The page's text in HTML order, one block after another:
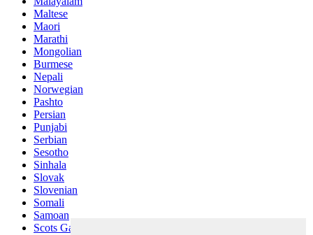
Maltese
Maori
Marathi
Mongolian
Burmese
Nepali
Norwegian
Pashto
Persian
Punjabi
Serbian
Sesotho
Sinhala
Slovak
Slovenian
Somali
Samoan
Scots Gaelic